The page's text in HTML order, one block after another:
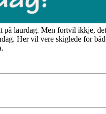
på laurdag. Men fortvil ikkje, det
Her vil vere skiglede for